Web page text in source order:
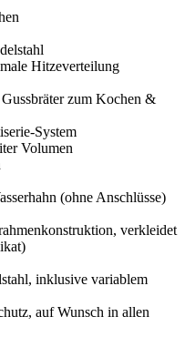
Hitzeverteilung
zum Kochen &
System
Volumen
(ohne Anschlüsse)
verkleidet
inklusive variablem
auf Wunsch in allen